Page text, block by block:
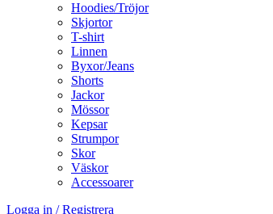
Hoodies/Tröjor
Skjortor
T-shirt
Linnen
Byxor/Jeans
Shorts
Jackor
Mössor
Kepsar
Strumpor
Skor
Väskor
Accessoarer
Logga in / Registrera